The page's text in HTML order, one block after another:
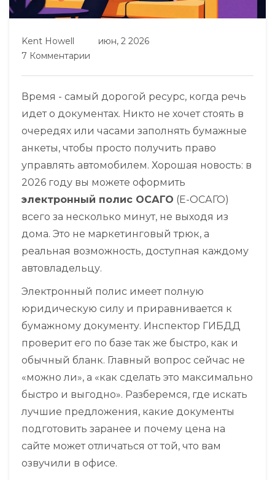
Kent Howell
июн, 2 2026
7 Комментарии
Время - самый дорогой ресурс, когда речь
идет о документах. Никто не хочет стоять в
очередях или часами заполнять бумажные
анкеты, чтобы просто получить право
управлять автомобилем. Хорошая новость: в
2026 году вы можете оформить
электронный полис ОСАГО (Е-ОСАГО)
всего за несколько минут, не выходя из
дома. Это не маркетинговый трюк, а
реальная возможность, доступная каждому
автовладельцу.
Электронный полис имеет полную
юридическую силу и приравнивается к
бумажному документу. Инспектор ГИБДД
проверит его по базе так же быстро, как и
обычный бланк. Главный вопрос сейчас не
«можно ли», а «как сделать это максимально
быстро и выгодно». Разберемся, где искать
лучшие предложения, какие документы
подготовить заранее и почему цена на
сайте может отличаться от той, что вам
озвучили в офисе.